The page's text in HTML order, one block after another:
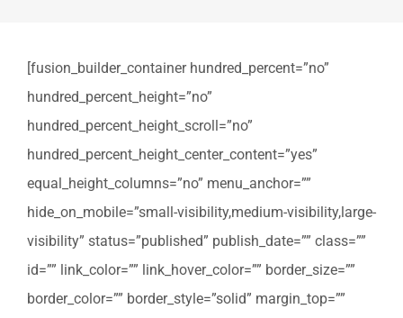
[fusion_builder_container hundred_percent=”no”
hundred_percent_height=”no”
hundred_percent_height_scroll=”no”
hundred_percent_height_center_content=”yes”
equal_height_columns=”no” menu_anchor=””
hide_on_mobile=”small-visibility,medium-visibility,large-
visibility” status=”published” publish_date=”” class=””
id=”” link_color=”” link_hover_color=”” border_size=””
border_color=”” border_style=”solid” margin_top=””